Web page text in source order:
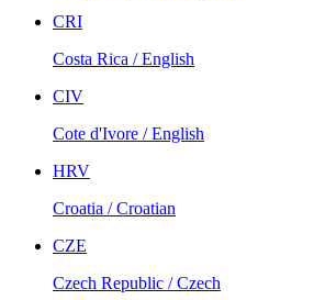
CRI
Costa Rica / English
CIV
Cote d'Ivore / English
HRV
Croatia / Croatian
CZE
Czech Republic / Czech